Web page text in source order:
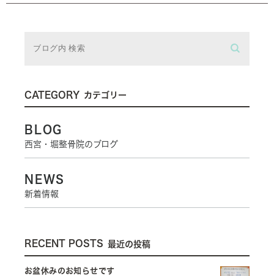
CATEGORY カテゴリー
BLOG
西宮・堀整骨院のブログ
NEWS
新着情報
RECENT POSTS 最近の投稿
お盆休みのお知らせです